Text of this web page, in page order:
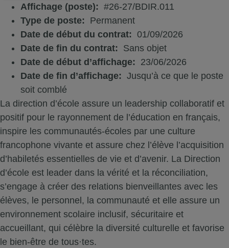
Affichage (poste): #26-27/BDIR.011
Type de poste: Permanent
Date de début du contrat: 01/09/2026
Date de fin du contrat: Sans objet
Date de début d’affichage: 23/06/2026
Date de fin d’affichage: Jusqu’à ce que le poste
soit comblé
​La direction d’école assure un leadership collaboratif et
positif pour le rayonnement de l’éducation en français,
inspire les communautés-écoles par une culture
francophone vivante et assure chez l’élève l’acquisition
d’habiletés essentielles de vie et d’avenir. La Direction
d’école est leader dans la vérité et la réconciliation,
s’engage à créer des relations bienveillantes avec les
élèves, le personnel, la communauté et elle assure un
environnement scolaire inclusif, sécuritaire et
accueillant, qui célèbre la diversité culturelle et favorise
le bien-être de tous·tes.